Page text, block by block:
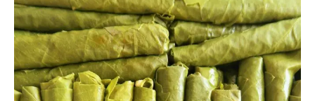
新大
陸発
見で
広ま
っ
た？
葉巻